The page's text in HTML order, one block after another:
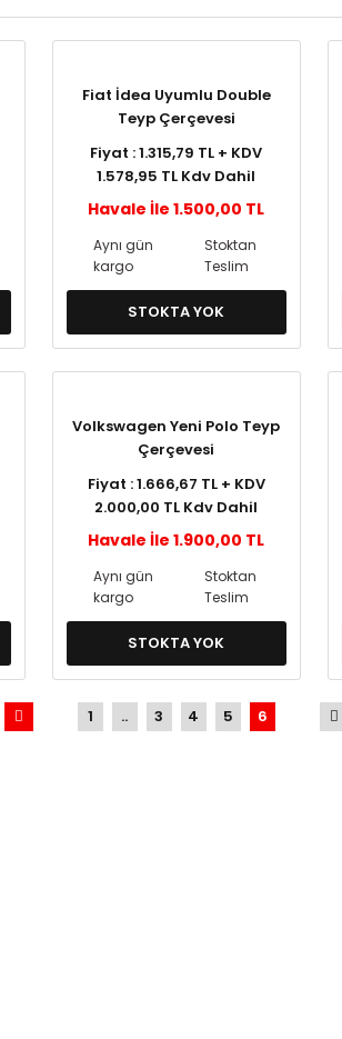
Fiat İdea Uyumlu Double
Teyp Çerçevesi
Fiyat : 1.315,79 TL + KDV
1.578,95 TL Kdv Dahil
Havale İle 1.500,00 TL
Aynı gün
kargo
Stoktan
Teslim
STOKTA YOK
Volkswagen Yeni Polo Teyp
Çerçevesi
Fiyat : 1.666,67 TL + KDV
2.000,00 TL Kdv Dahil
Havale İle 1.900,00 TL
Aynı gün
kargo
Stoktan
Teslim
STOKTA YOK
1 .. 3 4 5 6